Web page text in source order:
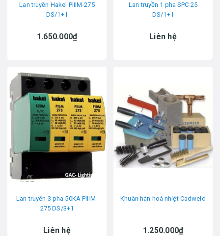
Lan truyền Hakel PIIIM-275
DS/1+1
1.650.000₫
Lan truyền 1 pha SPC 25
DS/1+1
Liên hệ
Lan truyền 3 pha 50KA PIIIM-
275 DS/3+1
Liên hệ
Khuân hàn hoá nhiệt Cadweld
1.250.000₫